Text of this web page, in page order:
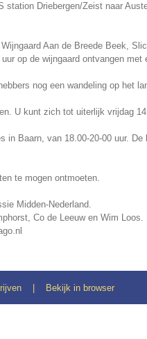
station Driebergen/Zeist naar
Aan de Breede Beek,
op de wijngaard ontvangen
nog een wandeling op het
U kunt zich tot uiterlijk vrijdag
in Baarn, van 18.00-20-00 uur. De
te mogen ontmoeten.
Midden-Nederland.
Co de Leeuw en Wim Loos.
Bekijk in browser